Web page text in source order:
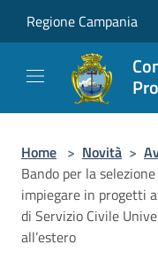
Regione Campania
Home > Novità >
Bando per la
impiegare in progetti
di Servizio Civile
all’estero